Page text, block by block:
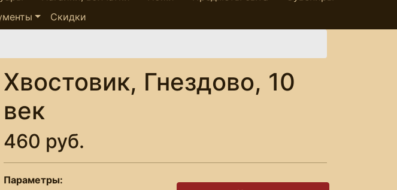
Скидки
Хвостовик, Гнездово, 10
век
460 руб.
Параметры: